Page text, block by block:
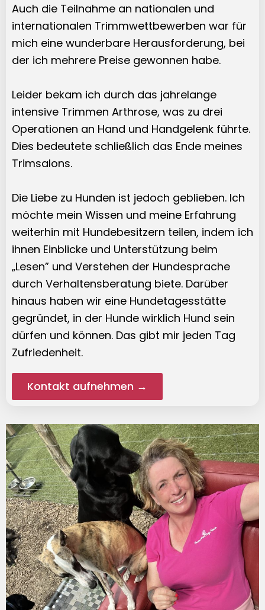
Auch die Teilnahme an nationalen und
internationalen Trimmwettbewerben war für
mich eine wunderbare Herausforderung, bei
der ich mehrere Preise gewonnen habe.
Leider bekam ich durch das jahrelange
intensive Trimmen Arthrose, was zu drei
Operationen an Hand und Handgelenk führte.
Dies bedeutete schließlich das Ende meines
Trimsalons.
Die Liebe zu Hunden ist jedoch geblieben. Ich
möchte mein Wissen und meine Erfahrung
weiterhin mit Hundebesitzern teilen, indem ich
ihnen Einblicke und Unterstützung beim
„Lesen” und Verstehen der Hundesprache
durch Verhaltensberatung biete. Darüber
hinaus haben wir eine Hundetagesstätte
gegründet, in der Hunde wirklich Hund sein
dürfen und können. Das gibt mir jeden Tag
Zufriedenheit.
Kontakt aufnehmen →